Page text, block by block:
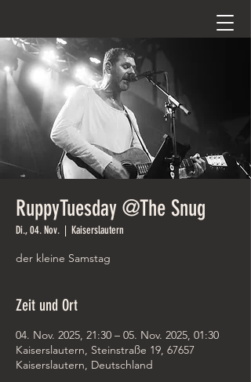
RuppyTuesday @The Snug
Di., 04. Nov.
  |
Kaiserslautern
der kleine Samstag
Zeit und Ort
04. Nov. 2025, 21:30 – 05. Nov. 2025, 01:30
Kaiserslautern, Steinstraße 19, 67657
Kaiserslautern, Deutschland